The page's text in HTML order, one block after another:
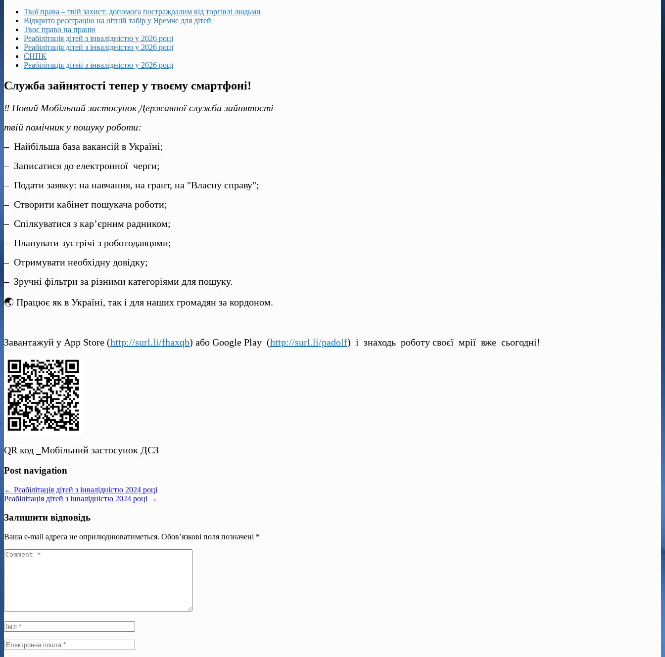
Твої права – твій захист: допомога постраждалим від торгівлі людьми
Відкрито реєстрацію на літній табір у Яремче для дітей
Твоє право на працю
Реабілітація дітей з інвалідністю у 2026 році
Реабілітація дітей з інвалідністю у 2026 році
СНПК
Реабілітація дітей з інвалідністю у 2026 році
Служба зайнятості тепер у твоєму смартфоні!
‼ Новий Мобільний застосунок Державної служби зайнятості —
твій помічник у пошуку роботи:
–Найбільша база вакансій в Україні;
– Записатися до електронної черги;
– Подати заявку: на навчання, на грант, на "Власну справу";
– Створити кабінет пошукача роботи;
– Спілкуватися з кар’єрним радником;
– Планувати зустрічі з роботодавцями;
– Отримувати необхідну довідку;
– Зручні фільтри за різними категоріями для пошуку.
🌏 Працює як в Україні, так і для наших громадян за кордоном.
Завантажуй у App Store (http://surl.li/fhaxqb) або Google Play (http://surl.li/padolf) і знаходь роботу своєї мрії вже сьогодні!
QR код _Мобільний застосунок ДСЗ
Post navigation
← Реабілітація дітей з інвалідністю 2024 році
Реабілітація дітей з інвалідністю 2024 році →
Залишити відповідь
Ваша e-mail адреса не оприлюднюватиметься. Обов’язкові поля позначені *